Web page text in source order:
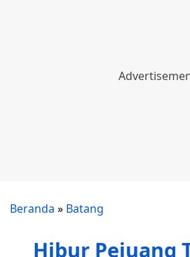
Beranda » Batang
Hibur Pejuang